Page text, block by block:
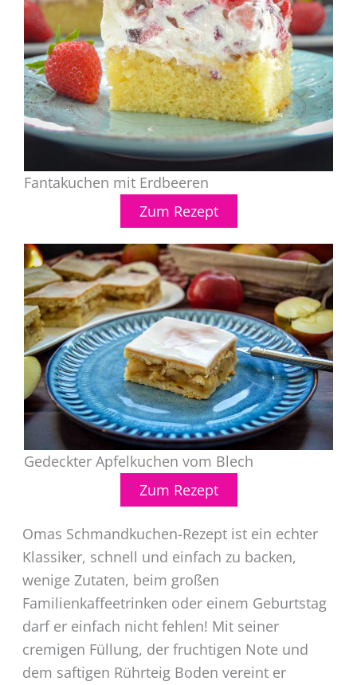
Fantakuchen mit Erdbeeren
Zum Rezept
Gedeckter Apfelkuchen vom Blech
Zum Rezept
Omas Schmandkuchen-Rezept ist ein echter
Klassiker, schnell und einfach zu backen,
wenige Zutaten, beim großen
Familienkaffeetrinken oder einem Geburtstag
darf er einfach nicht fehlen! Mit seiner
cremigen Füllung, der fruchtigen Note und
dem saftigen Rührteig Boden vereint er